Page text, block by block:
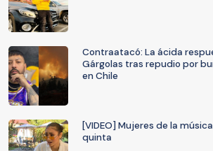
Contraatacó: La ácida
Gárgolas tras repudio por
en Chile
[VIDEO] Mujeres de la
quinta